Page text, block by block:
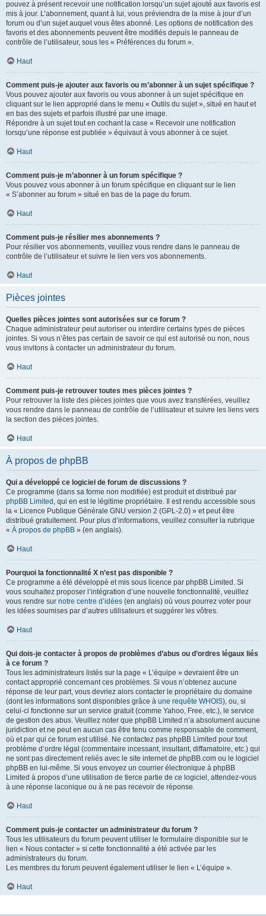
pouvez à présent recevoir une notification lorsqu’un sujet ajouté aux favoris est
mis à jour. L’abonnement, quant à lui, vous préviendra de la mise à jour d’un
forum ou d’un sujet auquel vous êtes abonné. Les options de notification des
favoris et des abonnements peuvent être modifiés depuis le panneau de
contrôle de l’utilisateur, sous les « Préférences du forum ».
Haut
Comment puis-je ajouter aux favoris ou m’abonner à un sujet spécifique ?
Vous pouvez ajouter aux favoris ou vous abonner à un sujet spécifique en
cliquant sur le lien approprié dans le menu « Outils du sujet », situé en haut et
en bas des sujets et parfois illustré par une image.
Répondre à un sujet tout en cochant la case « Recevoir une notification
lorsqu’une réponse est publiée » équivaut à vous abonner à ce sujet.
Haut
Comment puis-je m’abonner à un forum spécifique ?
Vous pouvez vous abonner à un forum spécifique en cliquant sur le lien
« S’abonner au forum » situé en bas de la page du forum.
Haut
Comment puis-je résilier mes abonnements ?
Pour résilier vos abonnements, veuillez vous rendre dans le panneau de
contrôle de l’utilisateur et suivre le lien vers vos abonnements.
Haut
Pièces jointes
Quelles pièces jointes sont autorisées sur ce forum ?
Chaque administrateur peut autoriser ou interdire certains types de pièces
jointes. Si vous n’êtes pas certain de savoir ce qui est autorisé ou non, nous
vous invitons à contacter un administrateur du forum.
Haut
Comment puis-je retrouver toutes mes pièces jointes ?
Pour retrouver la liste des pièces jointes que vous avez transférées, veuillez
vous rendre dans le panneau de contrôle de l’utilisateur et suivre les liens vers
la section des pièces jointes.
Haut
À propos de phpBB
Qui a développé ce logiciel de forum de discussions ?
Ce programme (dans sa forme non modifiée) est produit et distribué par
phpBB Limited , qui en est le légitime propriétaire. Il est rendu accessible sous
la « Licence Publique Générale GNU version 2 (GPL-2.0) » et peut être
distribué gratuitement. Pour plus d’informations, veuillez consulter la rubrique
« À propos de phpBB » (en anglais).
Haut
Pourquoi la fonctionnalité X n’est pas disponible ?
Ce programme a été développé et mis sous licence par phpBB Limited. Si
vous souhaitez proposer l’intégration d’une nouvelle fonctionnalité, veuillez
vous rendre sur notre centre d’idées (en anglais) où vous pourrez voter pour
les idées soumises par d’autres utilisateurs et suggérer les vôtres.
Haut
Qui dois-je contacter à propos de problèmes d’abus ou d’ordres légaux liés
à ce forum ?
Tous les administrateurs listés sur la page « L’équipe » devraient être un
contact approprié concernant ces problèmes. Si vous n’obtenez aucune
réponse de leur part, vous devriez alors contacter le propriétaire du domaine
(dont les informations sont disponibles grâce à une requête WHOIS), ou, si
celui-ci fonctionne sur un service gratuit (comme Yahoo, Free, etc.), le service
de gestion des abus. Veuillez noter que phpBB Limited n’a absolument aucune
juridiction et ne peut en aucun cas être tenu comme responsable de comment,
où et par qui ce forum est utilisé. Ne contactez pas phpBB Limited pour tout
problème d’ordre légal (commentaire incessant, insultant, diffamatoire, etc.) qui
ne sont pas directement reliés avec le site internet de phpBB.com ou le logiciel
phpBB en lui-même. Si vous envoyez un courrier électronique à phpBB
Limited à propos d’une utilisation de tierce partie de ce logiciel, attendez-vous
à une réponse laconique ou à ne pas recevoir de réponse.
Haut
Comment puis-je contacter un administrateur du forum ?
Tous les utilisateurs du forum peuvent utiliser le formulaire disponible sur le
lien « Nous contacter » si cette fonctionnalité a été activée par les
administrateurs du forum.
Les membres du forum peuvent également utiliser le lien « L’équipe ».
Haut